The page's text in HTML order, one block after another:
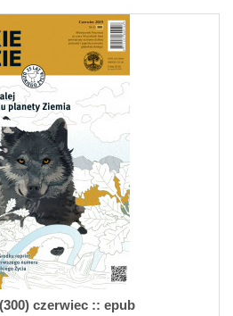
czerwiec :: epub